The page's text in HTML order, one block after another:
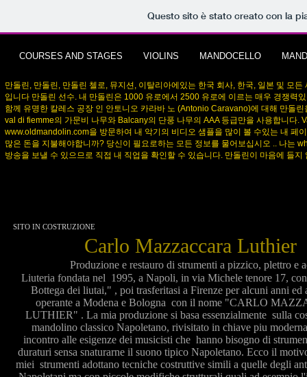
Questo sito è stato creato con la
COURSES AND STAGES VIOLINS MANDOCELLO
만돌린, 만돌린, 만돌린 첼로, 뮤지션, 이탈리아에있는 한국 회사, 한국, 일본 및 모
입니다 만돌린 선수. 내 만돌린은 1000 유로에서 2500 유로에 이르는 매우 경쟁력
함께 유명한 칼레스 공장 인 안토니오 카라바 노 (Antonio Caravano)에 대해 만돌
val di fiemme의 가문비 나무와 Balcany의 단풍 나무의 AAA 등급만을 사용합니다.
www.oldmandolin.com을 방문하여 내 악기의 비디오 샘플을 많이 볼 수있는 내 페
많은 돈을 지불해야합니까? 당신이 필요로하는 모든 정보를 물어보십시오 .. 나는
방송을 보낼 수 있으므로 직접 내 직업을 확인할 수 있습니다. 만돌린이 마음에 들
SITO IN COSTRUZIONE
Carlo Mazzaccara Luthier
Produzione e restauro di strumenti a pizzico, plettro e
Liuteria fondata nel 1995, a Napoli, in via Michele tenore 17,
Bottega dei liutai," , poi trasferitasi a Firenze per alcuni anni ed
operante a Modena e Bologna con il nome "CARLO
LUTHIER" . La mia produzione si basa essenzialmente sulla
mandolino classico Napoletano, rivisitato in chiave piu
incontro alle esigenze dei musicisti che hanno bisogno di
duraturi sensa snaturarne il suono tipico Napoletano. Ecco il
miei strumenti adottano tecniche costruttive simili a quelle degli